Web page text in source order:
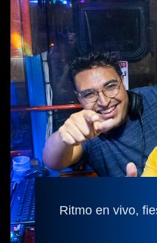
Ritmo en vivo,